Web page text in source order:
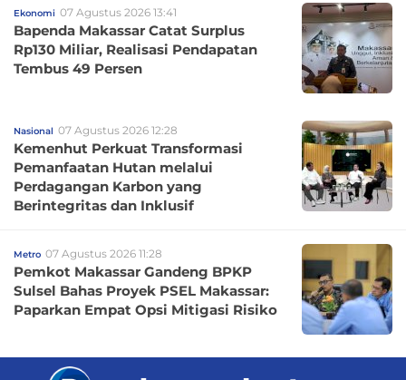
Ekonomi 07 Agustus 2026 13:41
Bapenda Makassar Catat Surplus
Rp130 Miliar, Realisasi Pendapatan
Tembus 49 Persen
Nasional 07 Agustus 2026 12:28
Kemenhut Perkuat Transformasi
Pemanfaatan Hutan melalui
Perdagangan Karbon yang
Berintegritas dan Inklusif
Metro 07 Agustus 2026 11:28
Pemkot Makassar Gandeng BPKP
Sulsel Bahas Proyek PSEL Makassar:
Paparkan Empat Opsi Mitigasi Risiko